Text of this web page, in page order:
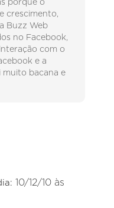
porque o
crescimento,
Buzz Web
no Facebook,
com o
e a
muito bacana e
10/12/10 às